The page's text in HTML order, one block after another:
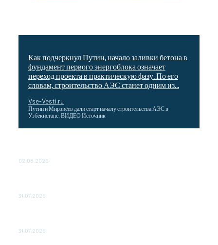
Как подчеркнул Путин, начало заливки бетона в
фундамент первого энергоблока означает
переход проекта в практическую фазу. По его
словам, строительство АЭС станет одним из...
Vse-Vesti.ru
Путин и Мирзиёев дали старт началу строительства АЭС в
Узбекистане. ВИДЕО Источник
02.08.2026
31.07.2026
31.07.2026